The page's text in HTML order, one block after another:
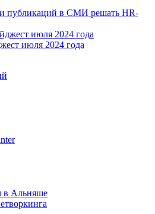
публикаций в СМИ решать HR-
июля 2024 года
в Альняше